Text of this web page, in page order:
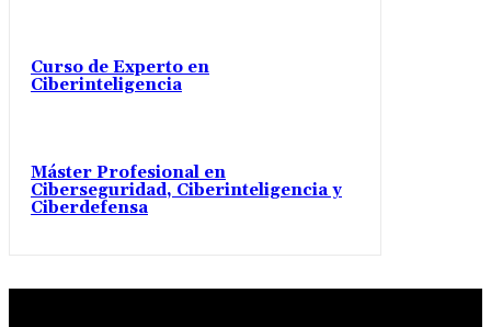
Curso de Experto en
Ciberinteligencia
Máster Profesional en
Ciberseguridad, Ciberinteligencia y
Ciberdefensa